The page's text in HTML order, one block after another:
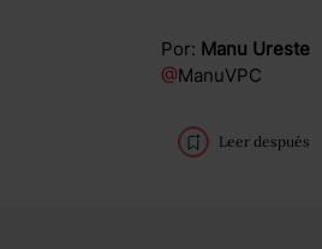
Por: Manu Ureste
@ManuVPC
Leer después